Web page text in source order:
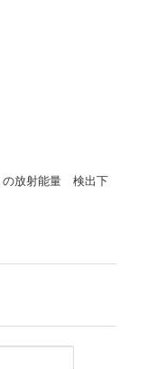
の放射能量 検出下